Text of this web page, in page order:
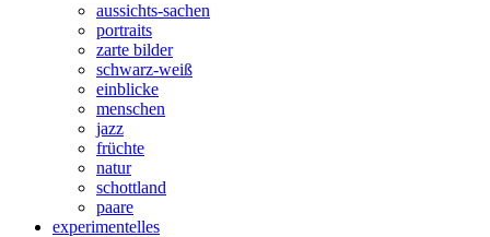
aussichts-sachen
portraits
zarte bilder
schwarz-weiß
einblicke
menschen
jazz
früchte
natur
schottland
paare
experimentelles